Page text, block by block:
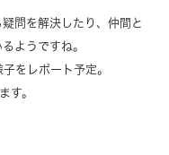
問を解決したり、仲間と
ようですね。
をレポート予定。
す。